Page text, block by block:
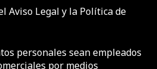
Aviso Legal y la Política de
personales sean empleados
por medios